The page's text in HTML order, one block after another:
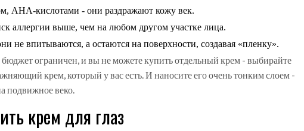
AHA-кислотами - они раздражают кожу век.
аллергии выше, чем на любом другом участке лица.
не впитываются, а остаются на поверхности, создавая «пленку».
бюджет ограничен, и вы не можете купить отдельный крем - выбирайте
крем, который у вас есть. И наносите его очень тонким слоем -
подвижное веко.
крем для глаз